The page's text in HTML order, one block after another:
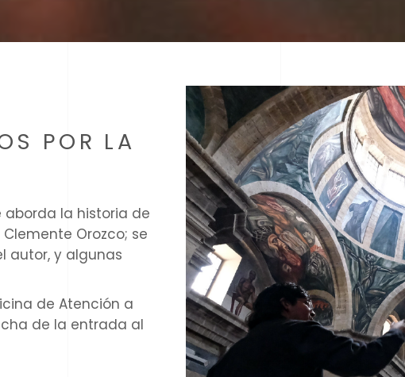
POR LA
aborda la historia de
Orozco; se
autor, y algunas
de Atención a
de la entrada al